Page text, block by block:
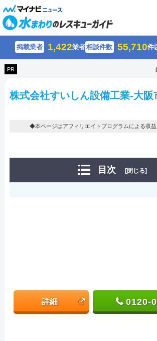
掲載業者 1,422業者相談件数 55,710件
PR
株式会社すいしん設備工業-大阪
◆本ページはアフィリエイトプログラムによる収益
目次 [閉じる]
詳細 0120-